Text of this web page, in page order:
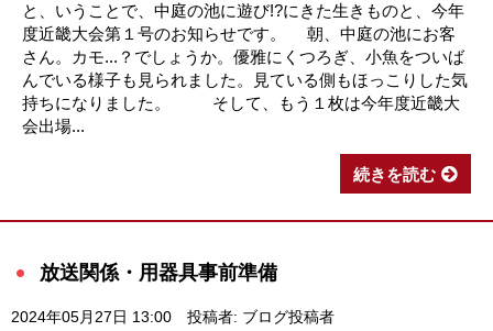
と、いうことで、中庭の池に遊び!?にきた生きものと、今年
度近畿大会第１号のお知らせです。 朝、中庭の池にお客
さん。カモ...？でしょうか。優雅にくつろぎ、小魚をついば
んでいる様子も見られました。見ている側もほっこりした気
持ちになりました。 そして、もう１枚は今年度近畿大
会出場...
続きを読む
放送関係・用器具事前準備
2024年05月27日 13:00 投稿者: ブログ投稿者